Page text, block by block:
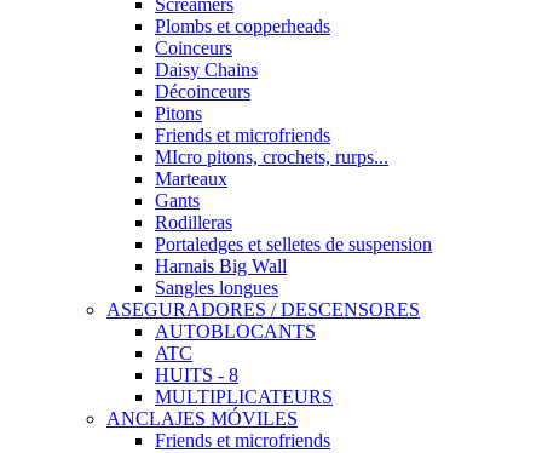
Screamers
Plombs et copperheads
Coinceurs
Daisy Chains
Décoinceurs
Pitons
Friends et microfriends
MIcro pitons, crochets, rurps...
Marteaux
Gants
Rodilleras
Portaledges et selletes de suspension
Harnais Big Wall
Sangles longues
ASEGURADORES / DESCENSORES
AUTOBLOCANTS
ATC
HUITS - 8
MULTIPLICATEURS
ANCLAJES MÓVILES
Friends et microfriends